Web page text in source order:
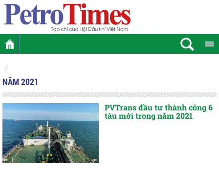
NĂM 2021
PVTrans đầu tư thành công 6
tàu mới trong năm 2021